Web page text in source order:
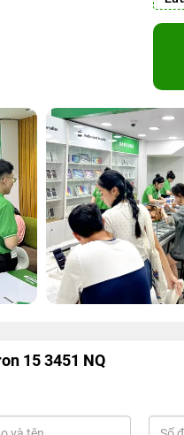
15 3451 NQ